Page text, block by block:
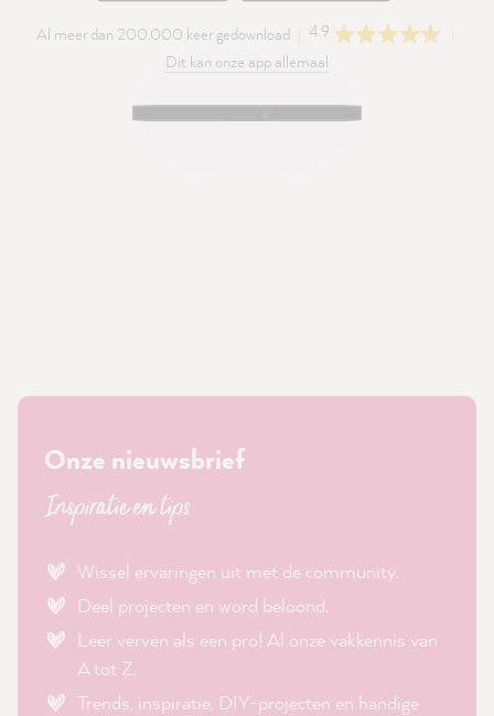
Al meer dan 200.000 keer gedownload
4.9
Dit kan onze app allemaal
Onze nieuwsbrief
Inspiratie en tips
Wissel ervaringen uit met de community.
Deel projecten en word beloond.
Leer verven als een pro! Al onze vakkennis van
A tot Z.
Trends, inspiratie, DIY-projecten en handige